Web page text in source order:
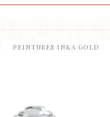
PEINTURES INKA GOLD